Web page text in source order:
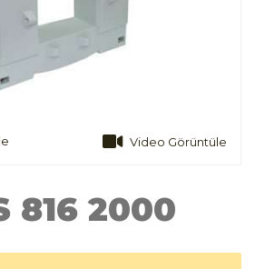
Video Görüntüle
816 2000